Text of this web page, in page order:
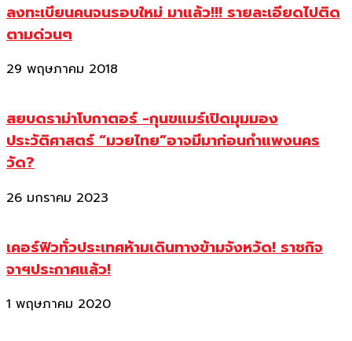
ลงทะเบียนคนจนรอบใหม่ มาแล้ว!!! รายละเอียดไปติด
ตามด่วนๆ
29 พฤษภาคม 2018
สยบดราม่าโบกาตอร์ -กุนขแมร์เปิดมุมมอง
ประวัติศาสตร์ “มวยไทย”อาจมีมาก่อนกำแพงนคร
วัด?
26 มกราคม 2023
เคอร์ฟิวทั่วประเทศห้ามเดินทางข้ามจังหวัด! ราชกิจ
จาฯประกาศแล้ว!
1 พฤษภาคม 2020